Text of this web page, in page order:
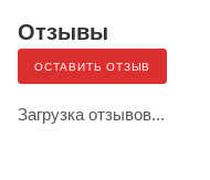
Отзывы
ОСТАВИТЬ ОТЗЫВ
Загрузка отзывов...